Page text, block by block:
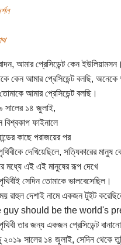
আমার প্রেসিডেন্ট কেন ইউলিয়ামসন।
কেন আমার প্রেসিডেন্ট বলছি,
আমার প্রেসিডেন্ট বলছি।
সালের ১৪ জুলাই,
বিশ্বকাপ ফাইনালে
কাছে পরাজয়ের পর
দেখিয়েছিলে, সত্যিকারের মানুষ
মধ্যে এই এই মানুষের রূপ দেখে
সেদিন তোমাকে ভালবেসেছিল।
রাহুল দেশাই নামে একজন টুইট
guy should be the world's
তার জন্য একজন প্রেসিডেন্ট
২০১৯ সালের ১৪ জুলাই, সেদিন থেকে